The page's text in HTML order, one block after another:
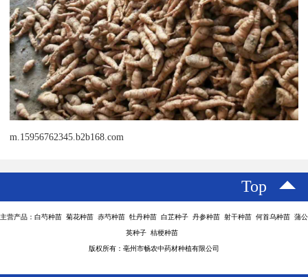
m.15956762345.b2b168.com
Top
主营产品：白芍种苗 菊花种苗 赤芍种苗 牡丹种苗 白芷种子 丹参种苗 射干种苗 何首乌种苗 蒲公
英种子 桔梗种苗
版权所有：亳州市畅农中药材种植有限公司